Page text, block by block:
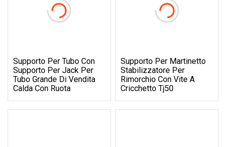
Supporto Per Tubo Con
Supporto Per Jack Per
Tubo Grande Di Vendita
Calda Con Ruota
Supporto Per Martinetto
Stabilizzatore Per
Rimorchio Con Vite A
Cricchetto Tj50